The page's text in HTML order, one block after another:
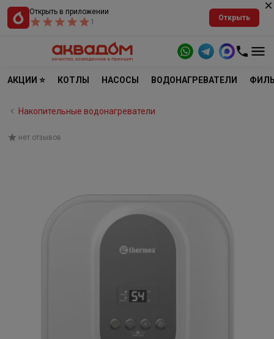
Открыть в приложении
1
Открыть
АКЦИИ ⭐ КОТЛЫ НАСОСЫ ВОДОНАГРЕВАТЕЛИ
Накопительные водонагреватели
нет отзывов